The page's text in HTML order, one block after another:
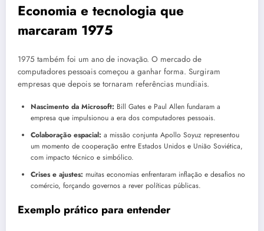
Economia e tecnologia que
marcaram 1975
1975 também foi um ano de inovação. O mercado de
computadores pessoais começou a ganhar forma. Surgiram
empresas que depois se tornaram referências mundiais.
Nascimento da Microsoft: Bill Gates e Paul Allen fundaram a
empresa que impulsionou a era dos computadores pessoais.
Colaboração espacial: a missão conjunta Apollo Soyuz representou
um momento de cooperação entre Estados Unidos e União Soviética,
com impacto técnico e simbólico.
Crises e ajustes: muitas economias enfrentaram inflação e desafios no
comércio, forçando governos a rever políticas públicas.
Exemplo prático para entender